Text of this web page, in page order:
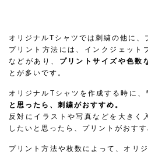
オリジナルTシャツでは刺繍の他に、
プリント方法には、インクジェット
などがあり、
プリントサイズや色数
とが多いです。
オリジナルTシャツを作成する時に、
と思ったら、刺繍がおすすめ。
反対にイラストや写真などを大きく
したいと思ったら、プリントがおすす
プリント方法や枚数によって、オリ